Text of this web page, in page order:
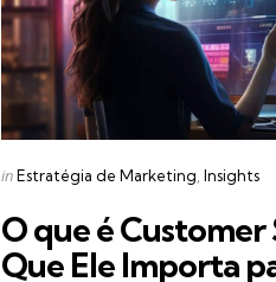
Categories
Posted
inEstratégia de Marketing Insights
O que é Customer
Que Ele Importa